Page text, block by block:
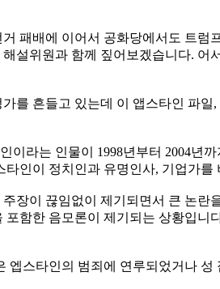
패배에 이어서 공화당에서도 트
설위원과 함께 짚어보겠습니다. 어
를 흔들고 있는데 이 앱스타인 파일
이라는 인물이 1998년부터 2004년
타인이 정치인과 유명인사, 기업가
장이 끊임없이 제기되면서 큰 논
포함한 음모론이 제기되는 상황입니
엡스타인의 범죄에 연루되었거나